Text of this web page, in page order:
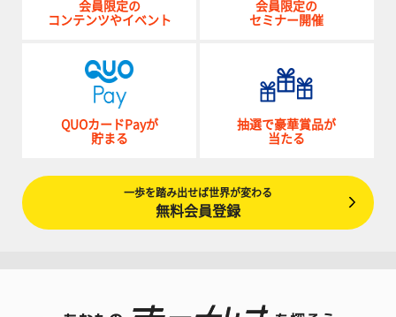
会員限定の
コンテンツやイベント
会員限定の
セミナー開催
QUOカードPayが
貯まる
抽選で豪華賞品が
当たる
一歩を踏み出せば世界が変わる
無料会員登録